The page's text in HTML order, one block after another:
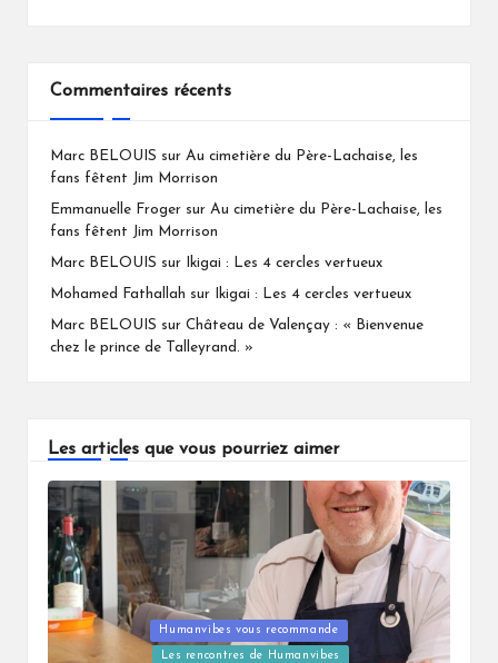
Commentaires récents
Marc BELOUIS sur Au cimetière du Père-Lachaise, les
fans fêtent Jim Morrison
Emmanuelle Froger sur Au cimetière du Père-Lachaise, les
fans fêtent Jim Morrison
Marc BELOUIS sur Ikigai : Les 4 cercles vertueux
Mohamed Fathallah sur Ikigai : Les 4 cercles vertueux
Marc BELOUIS sur Château de Valençay : « Bienvenue
chez le prince de Talleyrand. »
Les articles que vous pourriez aimer
Posted
Humanvibes vous recommande
Les rencontres de Humanvibes